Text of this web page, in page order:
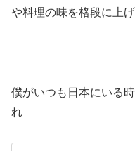
や料理の味を格段に上
僕がいつも日本にいる
れ